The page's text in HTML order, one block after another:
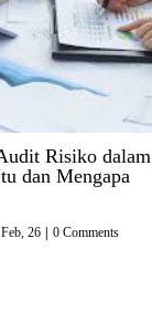
Risiko dalam
dan Mengapa
Feb, 26 0 Comments